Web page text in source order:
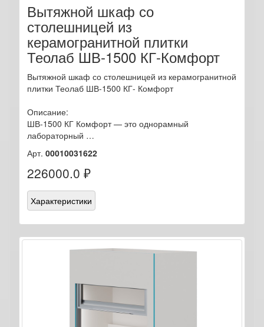
Вытяжной шкаф со
столешницей из
керамогранитной плитки
Теолаб ШВ-1500 КГ-Комфорт
Вытяжной шкаф со столешницей из керамогранитной
плитки Теолаб ШВ-1500 КГ- Комфорт
Описание:
ШВ-1500 КГ Комфорт — это однорамный
лабораторный …
Арт. 00010031622
226000.0 ₽
Характеристики